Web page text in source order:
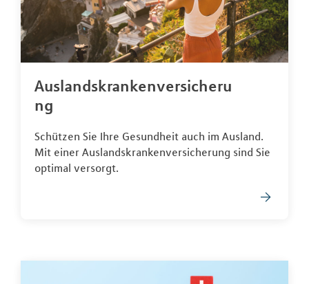
Auslandskrankenversicheru
ng
Schützen Sie Ihre Gesundheit auch im Ausland.
Mit einer Auslandskrankenversicherung sind Sie
optimal versorgt.